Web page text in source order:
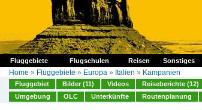
Fluggebiete Flugschulen Reisen Sonstiges
Home » Fluggebiete » Europa » Italien » Kampanien
Fluggebiet Bilder (11) Videos Reiseberichte (12)
Umgebung
OLC Unterkünfte Routenplanung